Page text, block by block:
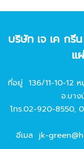
บริษัท เจ เค กรี
แ
ที่อยู่ 136/11-10-12
อ.บาง
โทร.02-920-8550,
อีเมล jk-